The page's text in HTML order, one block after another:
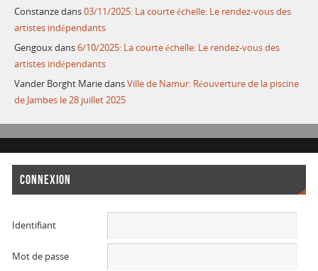
Constanzedans03/11/2025: La courte échelle: Le rendez-vous des
artistes indépendants
Gengouxdans6/10/2025: La courte échelle: Le rendez-vous des
artistes indépendants
Vander Borght MariedansVille de Namur: Réouverture de la piscine
de Jambes le 28 juillet 2025
CONNEXION
Identifiant
Mot de passe